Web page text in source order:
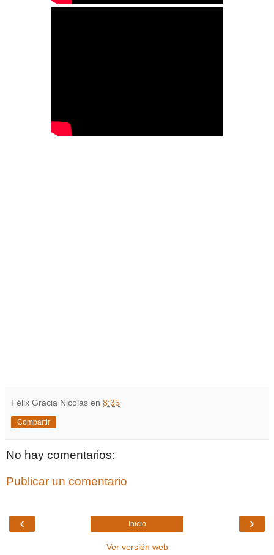
Félix Gracia Nicolás en 8:35
Compartir
No hay comentarios:
Publicar un comentario
‹ ›
Inicio
Ver versión web